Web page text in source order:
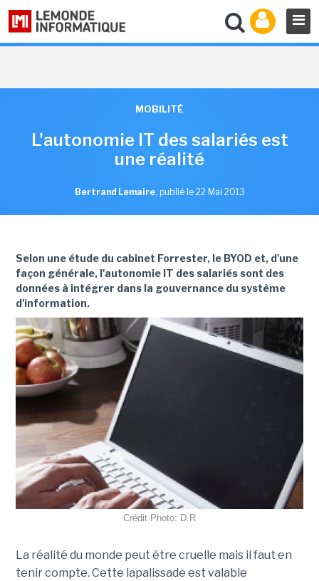
MOBILITÉ
L'autonomie IT des salariés est
une réalité
Bertrand Lemaire, publié le 22 Mai 2013
Selon une étude du cabinet Forrester, le BYOD et, d'une
façon générale, l'autonomie IT des salariés sont des
données à intégrer dans la gouvernance du système
d'information.
Crédit Photo: D.R
La réalité du monde peut être cruelle mais il faut en
tenir compte. Cette lapalissade est valable